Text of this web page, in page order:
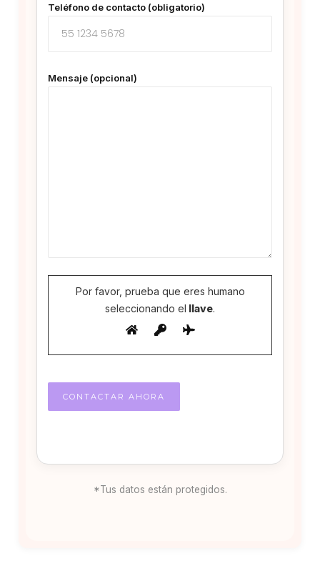
Teléfono de contacto (obligatorio)
Mensaje (opcional)
Por favor, prueba que eres humano
seleccionando el llave.
*Tus datos están protegidos.